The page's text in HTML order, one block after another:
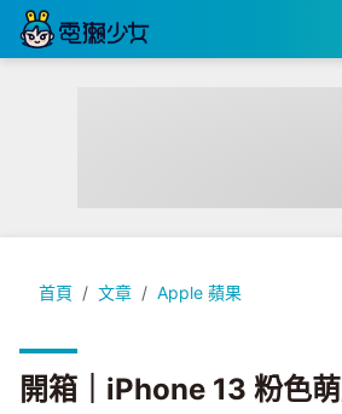
首頁 文章 Apple 蘋果
開箱｜iPhone 13 粉色萌感爆棚！電
開箱｜iPhone 13 粉色